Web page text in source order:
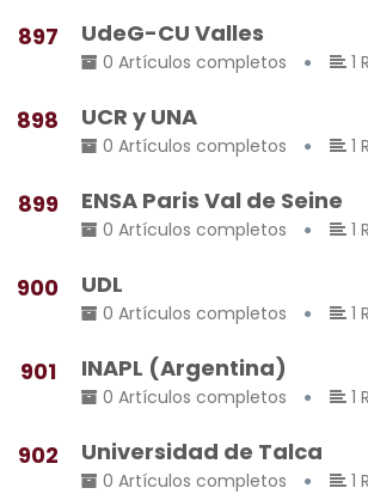
897 UdeG-CU Valles
0 Artículos completos 1
898 UCR y UNA
0 Artículos completos 1
899 ENSA Paris Val de Seine
0 Artículos completos 1
900 UDL
0 Artículos completos 1
901 INAPL (Argentina)
0 Artículos completos 1
902 Universidad de Talca
0 Artículos completos 1